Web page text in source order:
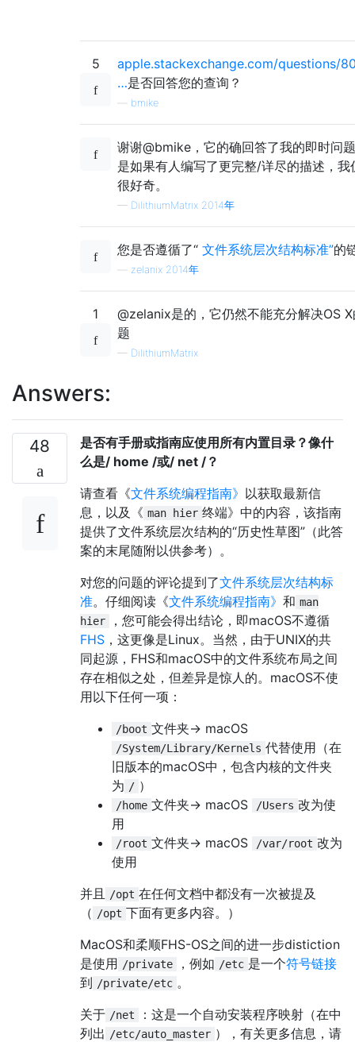
5
apple.stackexchange.com/questions/
…是否回答您的查询？
bmike
谢谢@bmike，它的确回答了我的即时问
是如果有人编写了更完整/详尽的描述，我
很好奇。
— DilithiumMatrix 2014年
您是否遵循了“ 文件系统层次结构标准”的
zelanix 2014年
1
@zelanix是的，它仍然不能充分解决OS
题
— DilithiumMatrix
Answers:
48
是否有手册或指南应使用所有内置目录？像什
么是/ home /或/ net /？
请查看《文件系统编程指南》 以获取最新信
息，以及《 man hier 终端》中的内容，该指南
提供了文件系统层次结构的“历史性草图”（此答
案的末尾随附以供参考）。
对您的问题的评论提到了文件系统层次结构标
准。仔细阅读《文件系统编程指南》 和 man
hier
，您可能会得出结论，即macOS不遵循
FHS ，这更像是Linux。当然，由于UNIX的共
同起源，FHS和macOS中的文件系统布局之间
存在相似之处，但差异是惊人的。macOS不使
用以下任何一项：
/boot 文件夹-> macOS
/System/Library/Kernels 代替使用（在
旧版本的macOS中，包含内核的文件夹
为 / ）
/home 文件夹-> macOS /Users 改为使
用
/root 文件夹-> macOS /var/root 改为
使用
并且
/opt 在任何文档中都没有一次被提及
（ /opt 下面有更多内容。）
MacOS和柔顺FHS-OS之间的进一步distiction
是使用 /private ，例如 /etc 是一个符号链接
到 /private/etc 。
关于 /net
：这是一个自动安装程序映射（在中
列出 /etc/auto_master ），有关更多信息，请